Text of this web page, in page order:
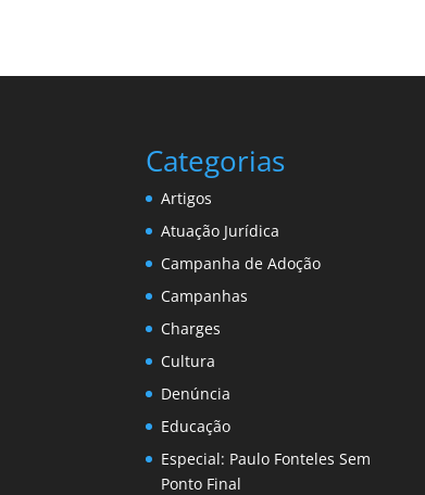
Categorias
Artigos
Atuação Jurídica
Campanha de Adoção
Campanhas
Charges
Cultura
Denúncia
Educação
Especial: Paulo Fonteles Sem
Ponto Final